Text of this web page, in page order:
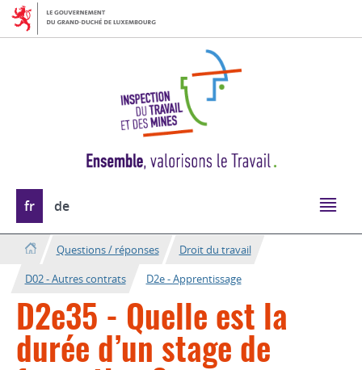
Aller
Aller
au
Changer
de
langue
fr de
Questions / réponses
Droit du travail
D02 - Autres contrats
D2e - Apprentissage
D2e35 - Quelle est la
durée d’un stage de